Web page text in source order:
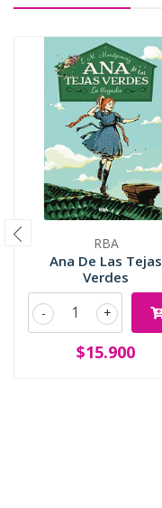
RBA
Ana De Las Tejas
Verdes
+
-
$15.900